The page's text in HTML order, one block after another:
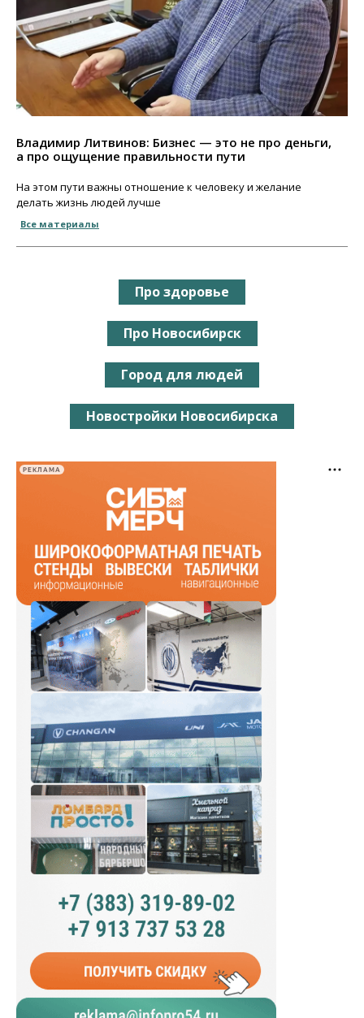
Владимир Литвинов: Бизнес — это не про деньги,
а про ощущение правильности пути
На этом пути важны отношение к человеку и желание
делать жизнь людей лучше
Все материалы
Про здоровье
Про Новосибирск
Город для людей
Новостройки Новосибирска
РЕКЛАМА